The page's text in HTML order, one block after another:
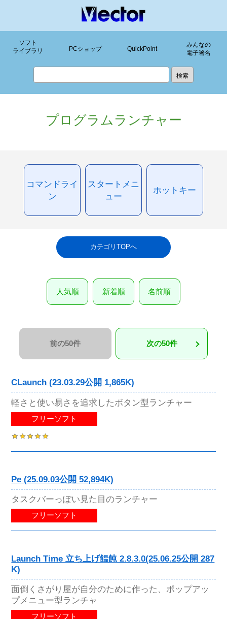
ソフト
ライブラリ
PCショップ QuickPoint
みんなの
電子署名
プログラムランチャー
コマンドライ
ン
スタートメニ
ュー
ホットキー
カテゴリTOPへ
人気順 新着順 名前順
前の50件 次の50件
CLaunch (23.03.29公開 1,865K)
軽さと使い易さを追求したボタン型ランチャー
フリーソフト
Pe (25.09.03公開 52,894K)
タスクバーっぽい見た目のランチャー
フリーソフト
Launch Time 立ち上げ饂飩 2.8.3.0(25.06.25公開 287
K)
面倒くさがり屋が自分のために作った、ポップアッ
プメニュー型ランチャ
フリーソフト